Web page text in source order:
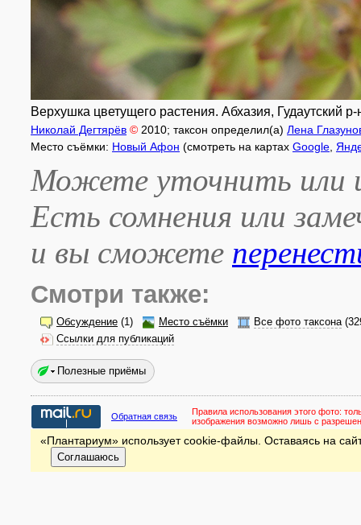
Верхушка цветущего растения. Абхазия, Гудаутский
Николай Дегтярёв © 2010; таксон определил(а) Лена
Место съёмки: Новый Афон (смотреть на картах Google
Можете уточнить или
Есть сомнения или
и вы сможете
Смотри также:
Обсуждение (1) Место съёмки Все фото таксона
Ссылки для публикаций
Полезные приёмы
Обратная связь Правила использования этого фото:
изображения возможно лишь с
«Плантариум» использует cookie-файлы. Оставаясь на
Соглашаюсь